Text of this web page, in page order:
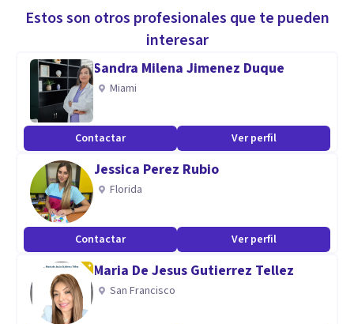
Estos son otros profesionales que te pueden
interesar
Sandra Milena Jimenez Duque
Miami
Contactar Ver perfil
Jessica Perez Rubio
Florida
Contactar Ver perfil
Maria De Jesus Gutierrez Tellez
San Francisco